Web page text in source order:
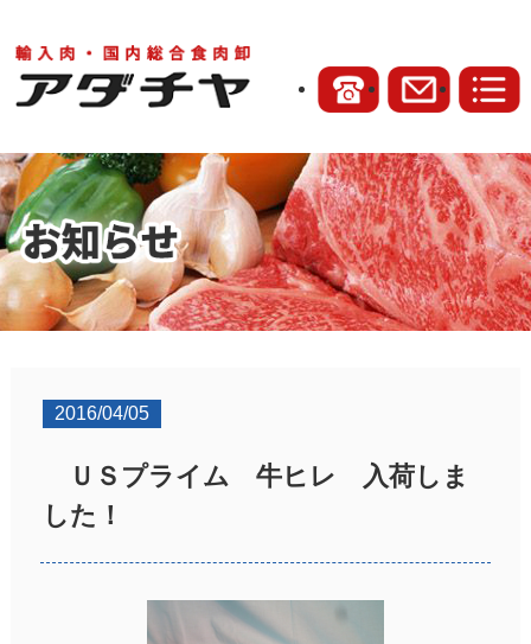
2016/04/05
ＵＳプライム 牛ヒレ 入荷しま
した！